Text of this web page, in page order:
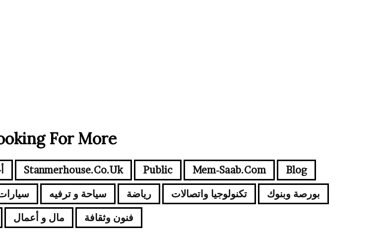
For More?
Blog
Mem-Saab.com
Public
Stanmerhouse.co.uk
بورصة وبنوك
تكنولوجيا واتصالات رياضة سياحة و ترفيه
فنون وثقافة
مال و أعمال